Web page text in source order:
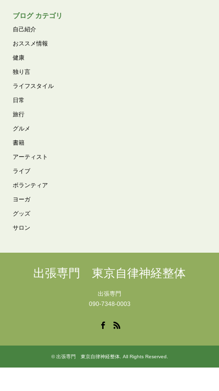
ブログ カテゴリ
自己紹介
おススメ情報
健康
独り言
ライフスタイル
日常
旅行
グルメ
書籍
アーティスト
ライブ
ボランティア
ヨーガ
グッズ
サロン
出張専門 東京自律神経整体
出張専門
090-7348-0003
©出張専門 東京自律神経整体. All Rights Reserved.